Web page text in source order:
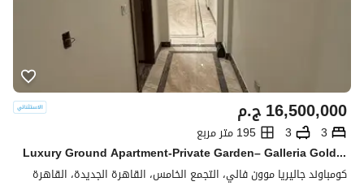
ج.م16,500,000
3
3
195 متر مربع
Luxury Ground Apartment-Private Garden– Galleria Golden Square
كومباوند جاليريا موون فالي، التجمع الخامس، القاهرة الجديدة، القاهرة